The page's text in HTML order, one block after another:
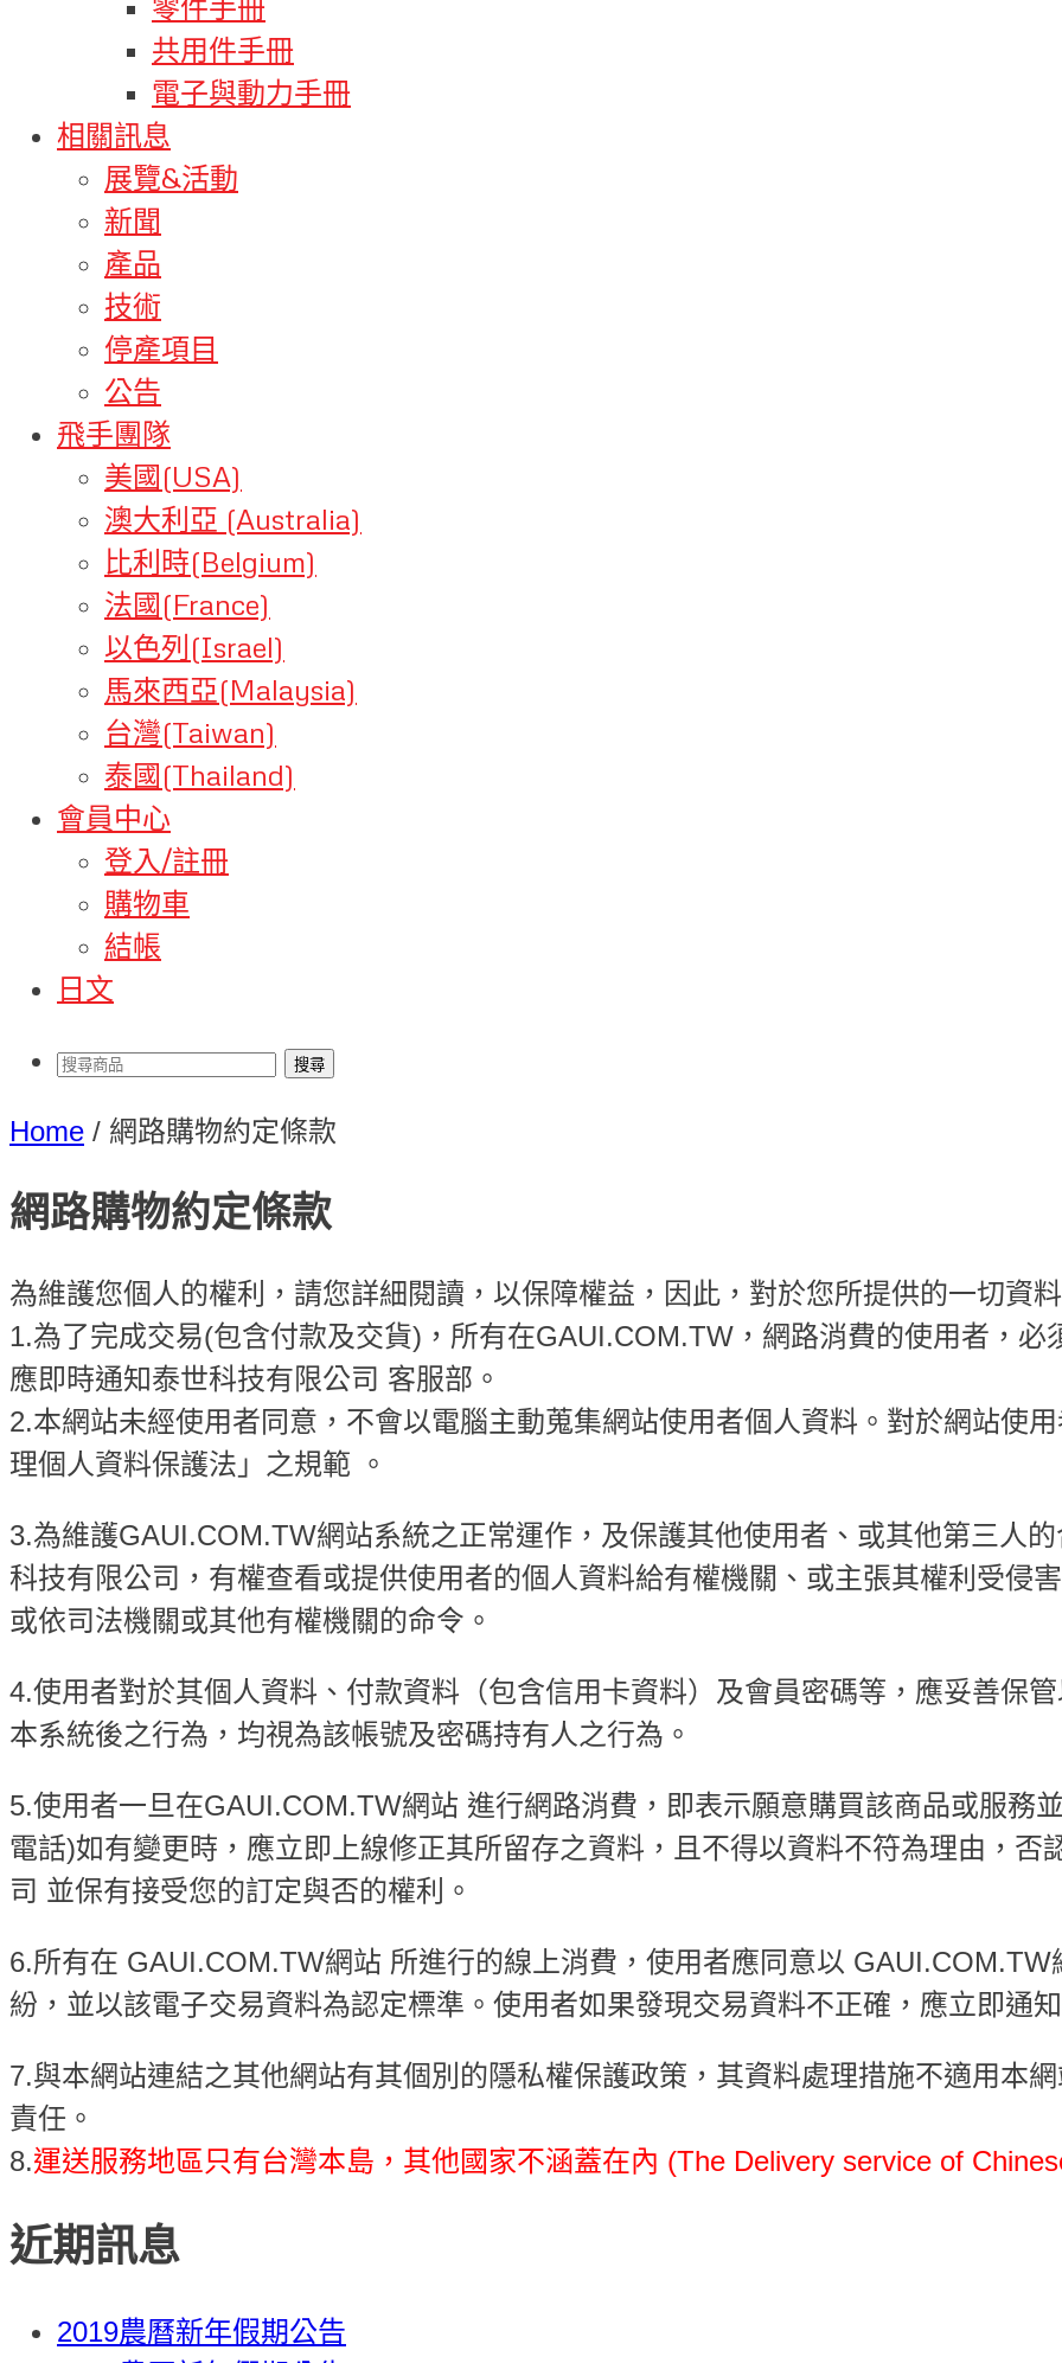
零件手冊
共用件手冊
電子與動力手冊
相關訊息
展覽&活動
新聞
產品
技術
停產項目
公告
飛手團隊
美國(USA)
澳大利亞 (Australia)
比利時(Belgium)
法國(France)
以色列(Israel)
馬來西亞(Malaysia)
台灣(Taiwan)
泰國(Thailand)
會員中心
登入/註冊
購物車
結帳
日文
Home / 網路購物約定條款
網路購物約定條款
為維護您個人的權利，請您詳細閱讀，以保障權益，因此，對於您所提供的一切資
1.為了完成交易(包含付款及交貨)，所有在GAUI.COM.TW，網路消費的使用者，必
應即時通知泰世科技有限公司 客服部。
2.本網站未經使用者同意，不會以電腦主動蒐集網站使用者個人資料。對於網站使
理個人資料保護法」之規範 。
3.為維護GAUI.COM.TW網站系統之正常運作，及保護其他使用者、或其他第三人
科技有限公司，有權查看或提供使用者的個人資料給有權機關、或主張其權利受侵
或依司法機關或其他有權機關的命令。
4.使用者對於其個人資料、付款資料（包含信用卡資料）及會員密碼等，應妥善保
本系統後之行為，均視為該帳號及密碼持有人之行為。
5.使用者一旦在GAUI.COM.TW網站 進行網路消費，即表示願意購買該商品或服務
電話)如有變更時，應立即上線修正其所留存之資料，且不得以資料不符為理由，否
司 並保有接受您的訂定與否的權利。
6.所有在 GAUI.COM.TW網站 所進行的線上消費，使用者應同意以
紛，並以該電子交易資料為認定標準。使用者如果發現交易資料不正確，應立即通
7.與本網站連結之其他網站有其個別的隱私權保護政策，其資料處理措施不適用本
責任。
8.運送服務地區只有台灣本島，其他國家不涵蓋在內 (The Delivery service of
近期訊息
2019農曆新年假期公告